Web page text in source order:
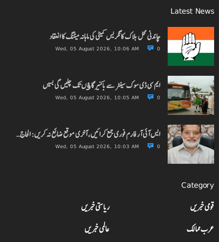
Latest News
چاندنی محل بلاک کانگریس کمیٹی کی ماہانہ میٹنگ کا انعقاد
Wed, 05 August 2026, 10:06 AM 0
ایم سی ڈی سوک سینٹر سے باکنیر گاﺅں تک چلیں گی بسیں
Wed, 05 August 2026, 10:05 AM 0
ایس آئی آر فارم فوری جمع کرائیں، آخری موقع ضائع نہ کریں: الحاج…
Wed, 05 August 2026, 10:03 AM 0
Category
قومی خبریں
ریاستی خبریں
عرب ممالک
عالمی خبریں